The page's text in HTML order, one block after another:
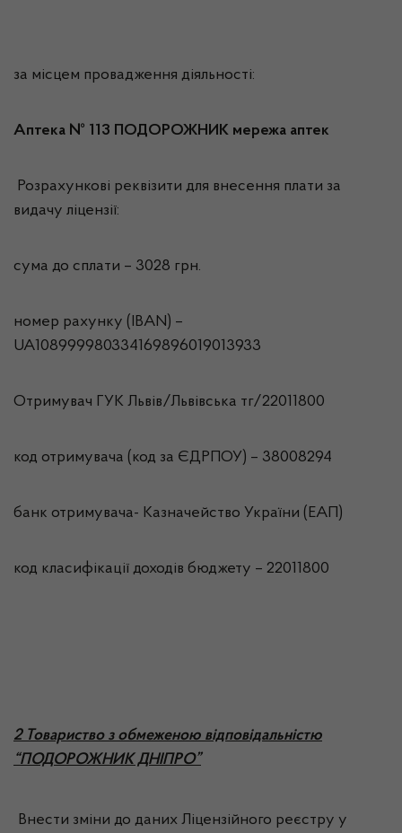
за місцем провадження діяльності:
Аптека № 113 ПОДОРОЖНИК мережа аптек
Розрахункові реквізити для внесення плати за
видачу ліцензії:
сума до сплати – 3028 грн.
номер рахунку (IBAN) –
UA108999980334169896019013933
Отримувач ГУК Львiв/Львівська тг/22011800
код отримувача (код за ЄДРПОУ) – 38008294
банк отримувача- Казначейство України (ЕАП)
код класифікації доходів бюджету – 22011800
2 Товариство з обмеженою відповідальністю
“ПОДОРОЖНИК ДНІПРО”
Внести зміни до даних Ліцензійного реєстру у